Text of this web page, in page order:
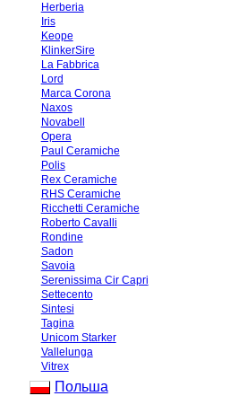
Herberia
Iris
Keope
KlinkerSire
La Fabbrica
Lord
Marca Corona
Naxos
Novabell
Opera
Paul Ceramiche
Polis
Rex Ceramiche
RHS Ceramiche
Ricchetti Ceramiche
Roberto Cavalli
Rondine
Sadon
Savoia
Serenissima Cir Capri
Settecento
Sintesi
Tagina
Unicom Starker
Vallelunga
Vitrex
Польша